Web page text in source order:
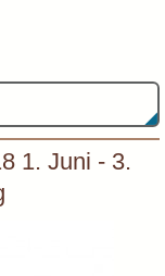
1. Juni - 3.